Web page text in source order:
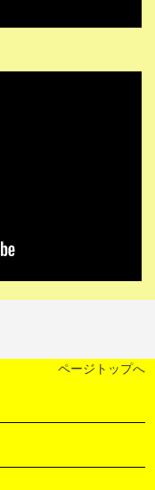
ページトップへ